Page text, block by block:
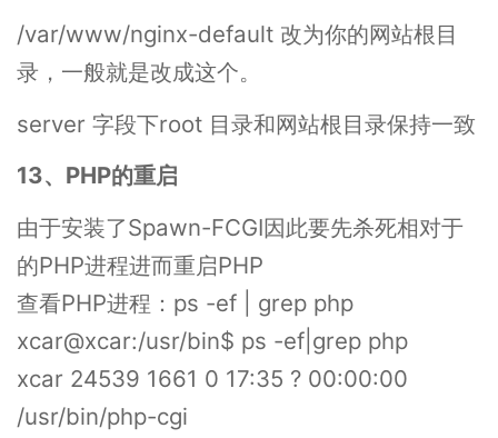
/var/www/nginx-default 改为你的网站根目
录，一般就是改成这个。
server 字段下root 目录和网站根目录保持一致
13、PHP的重启
由于安装了Spawn-FCGI因此要先杀死相对于
的PHP进程进而重启PHP
查看PHP进程：ps -ef | grep php
xcar@xcar:/usr/bin$ ps -ef|grep php
xcar 24539 1661 0 17:35 ? 00:00:00
/usr/bin/php-cgi